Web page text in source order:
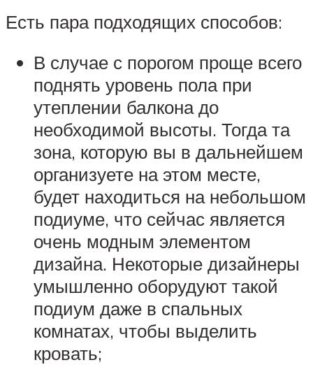
Есть пара подходящих способов:
В случае с порогом проще всего
поднять уровень пола при
утеплении балкона до
необходимой высоты. Тогда та
зона, которую вы в дальнейшем
организуете на этом месте,
будет находиться на небольшом
подиуме, что сейчас является
очень модным элементом
дизайна. Некоторые дизайнеры
умышленно оборудуют такой
подиум даже в спальных
комнатах, чтобы выделить
кровать;